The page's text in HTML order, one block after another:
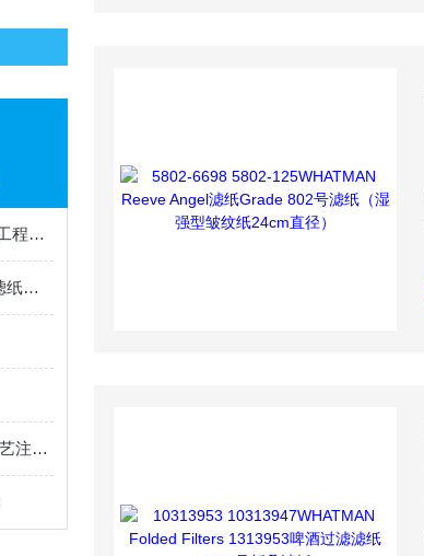
PALLFLEX滤膜在水源净化工程中的应用与清洁技术探索
WHATMAN 1851-047石英滤纸的产品性能和应用优点说明
脂质体挤出滤膜的原理与工艺注意点